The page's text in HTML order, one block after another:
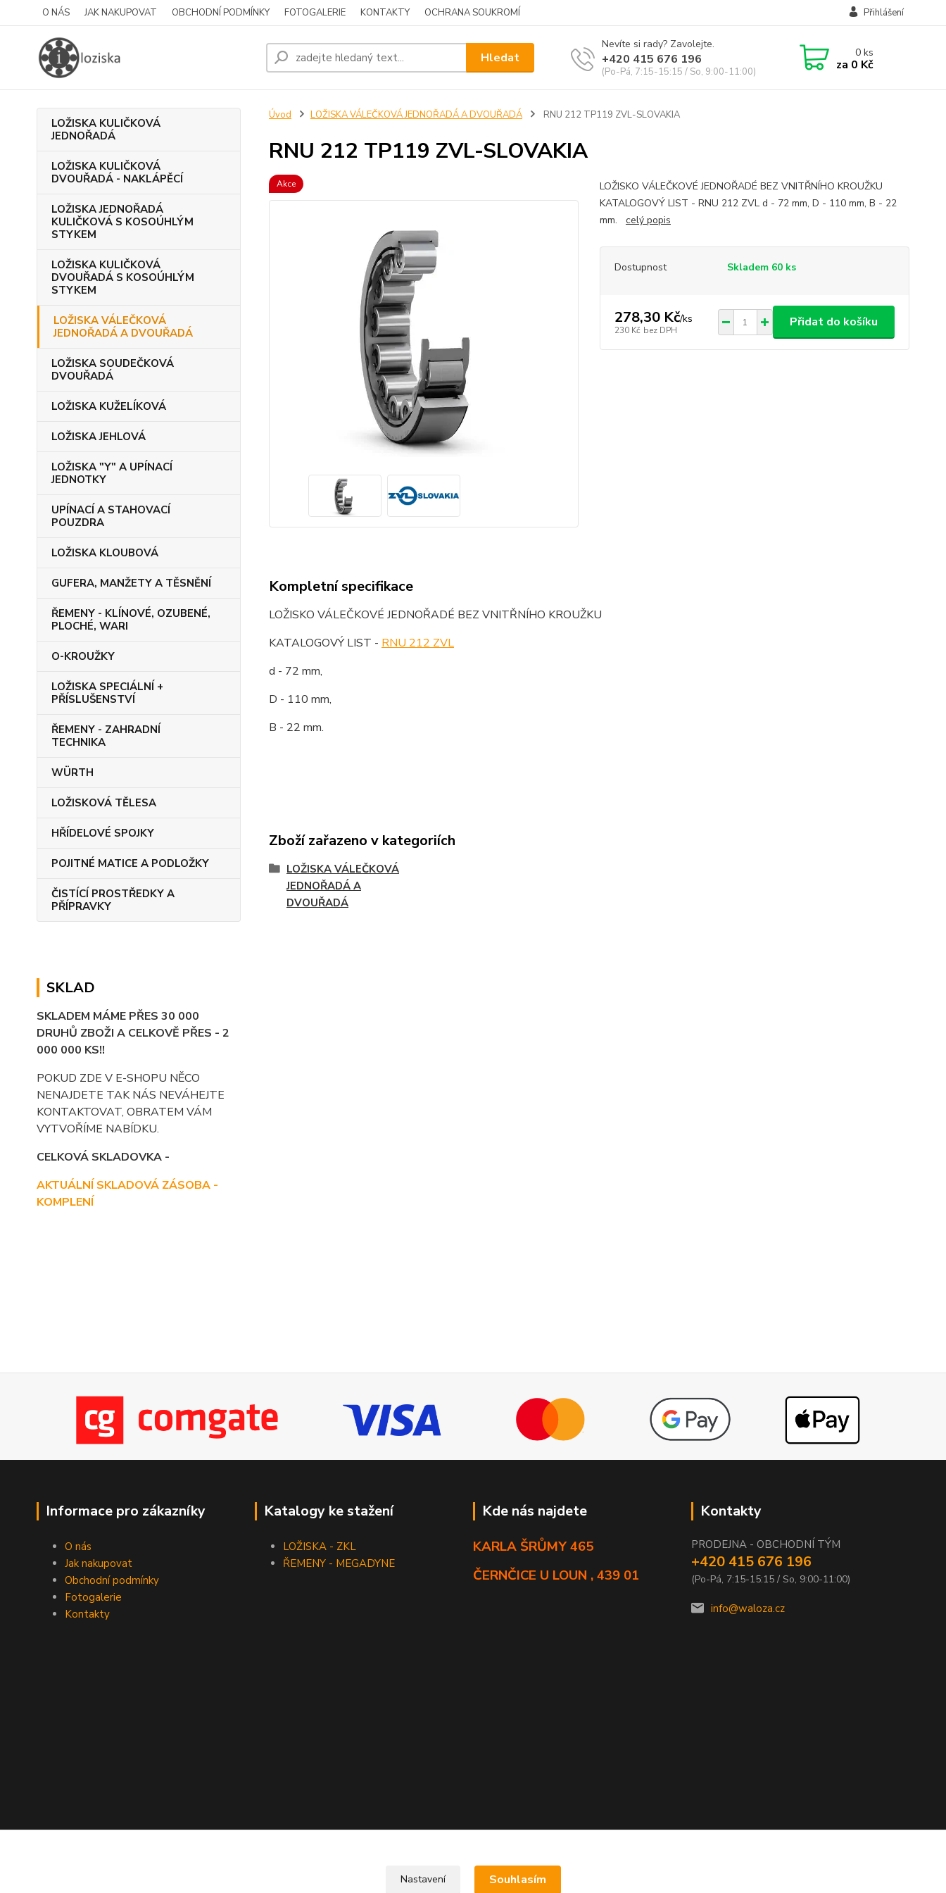
O NÁS JAK NAKUPOVAT OBCHODNÍ PODMÍNKY FOTOGALERIE KONTAKTY OCHRANA SOUKROMÍ Přihlášení
Hledat
Nevíte si rady? Zavolejte.
+420 415 676 196
(Po-Pá, 7:15-15:15 / So, 9:00-11:00)
0ks
za 0 Kč
LOŽISKA KULIČKOVÁ
JEDNOŘADÁ
LOŽISKA KULIČKOVÁ
DVOUŘADÁ - NAKLÁPĚCÍ
LOŽISKA JEDNOŘADÁ
KULIČKOVÁ S KOSOÚHLÝM
STYKEM
LOŽISKA KULIČKOVÁ
DVOUŘADÁ S KOSOÚHLÝM
STYKEM
LOŽISKA VÁLEČKOVÁ
JEDNOŘADÁ A DVOUŘADÁ
LOŽISKA SOUDEČKOVÁ
DVOUŘADÁ
LOŽISKA KUŽELÍKOVÁ
LOŽISKA JEHLOVÁ
LOŽISKA "Y" A UPÍNACÍ
JEDNOTKY
UPÍNACÍ A STAHOVACÍ
POUZDRA
LOŽISKA KLOUBOVÁ
GUFERA, MANŽETY A TĚSNĚNÍ
ŘEMENY - KLÍNOVÉ, OZUBENÉ,
PLOCHÉ, WARI
O-KROUŽKY
LOŽISKA SPECIÁLNÍ +
PŘÍSLUŠENSTVÍ
ŘEMENY - ZAHRADNÍ
TECHNIKA
WÜRTH
LOŽISKOVÁ TĚLESA
HŘÍDELOVÉ SPOJKY
POJITNÉ MATICE A PODLOŽKY
ČISTÍCÍ PROSTŘEDKY A
PŘÍPRAVKY
SKLAD
SKLADEM MÁME PŘES 30 000
DRUHŮ ZBOŽI A CELKOVĚ PŘES - 2
000 000 KS!!
POKUD ZDE V E-SHOPU NĚCO
NENAJDETE TAK NÁS NEVÁHEJTE
KONTAKTOVAT, OBRATEM VÁM
VYTVOŘÍME NABÍDKU.
CELKOVÁ SKLADOVKA -
AKTUÁLNÍ SKLADOVÁ ZÁSOBA -
KOMPLENÍ
Úvod LOŽISKA VÁLEČKOVÁ JEDNOŘADÁ A DVOUŘADÁ RNU 212 TP119 ZVL-SLOVAKIA
RNU 212 TP119 ZVL-SLOVAKIA
Akce
LOŽISKO VÁLEČKOVÉ JEDNOŘADÉ BEZ VNITŘNÍHO KROUŽKU
KATALOGOVÝ LIST - RNU 212 ZVL d - 72 mm, D - 110 mm, B - 22
mm. celý popis
Dostupnost Skladem 60 ks
278,30 Kč/ks
230 Kč bez DPH
Přidat do košíku
Kompletní specifikace
LOŽISKO VÁLEČKOVÉ JEDNOŘADÉ BEZ VNITŘNÍHO KROUŽKU
KATALOGOVÝ LIST - RNU 212 ZVL
d - 72 mm,
D - 110 mm,
B - 22 mm.
Zboží zařazeno v kategoriích
LOŽISKA VÁLEČKOVÁ
JEDNOŘADÁ A
DVOUŘADÁ
Informace pro zákazníky
O nás
Jak nakupovat
Obchodní podmínky
Fotogalerie
Kontakty
Katalogy ke stažení
LOŽISKA - ZKL
ŘEMENY - MEGADYNE
Kde nás najdete
KARLA ŠRŮMY 465
ČERNČICE U LOUN , 439 01
Kontakty
PRODEJNA - OBCHODNÍ TÝM
+420 415 676 196
(Po-Pá, 7:15-15:15 / So, 9:00-11:00)
info@waloza.cz
Nastavení Souhlasím